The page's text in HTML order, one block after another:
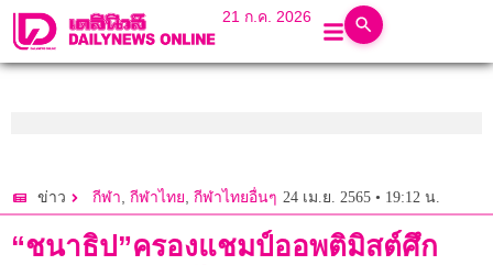
21 ก.ค. 2026
ข่าว กีฬา, กีฬาไทย, กีฬาไทยอื่นๆ 24 เม.ย. 2565 • 19:12 น.
“ชนาธิป”ครองแชมป์ออพติมิสต์ศึก